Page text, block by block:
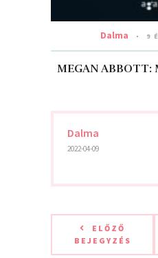
Dalma 9
MEGAN
Dalma
2022-04-09
ELŐZŐ
BEJEGYZÉS